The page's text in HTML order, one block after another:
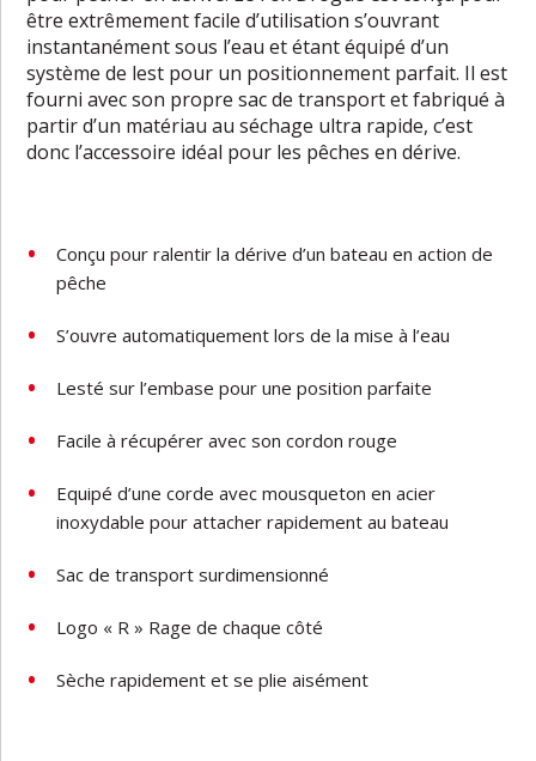
être extrêmement facile d’utilisation s’ouvrant
instantanément sous l’eau et étant équipé d’un
système de lest pour un positionnement parfait. Il est
fourni avec son propre sac de transport et fabriqué à
partir d’un matériau au séchage ultra rapide, c’est
donc l’accessoire idéal pour les pêches en dérive.
Conçu pour ralentir la dérive d’un bateau en action de
pêche
S’ouvre automatiquement lors de la mise à l’eau
Lesté sur l’embase pour une position parfaite
Facile à récupérer avec son cordon rouge
Equipé d’une corde avec mousqueton en acier
inoxydable pour attacher rapidement au bateau
Sac de transport surdimensionné
Logo « R » Rage de chaque côté
Sèche rapidement et se plie aisément